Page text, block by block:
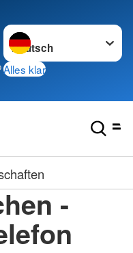
Sprache wechseln zu
Alles klar
-